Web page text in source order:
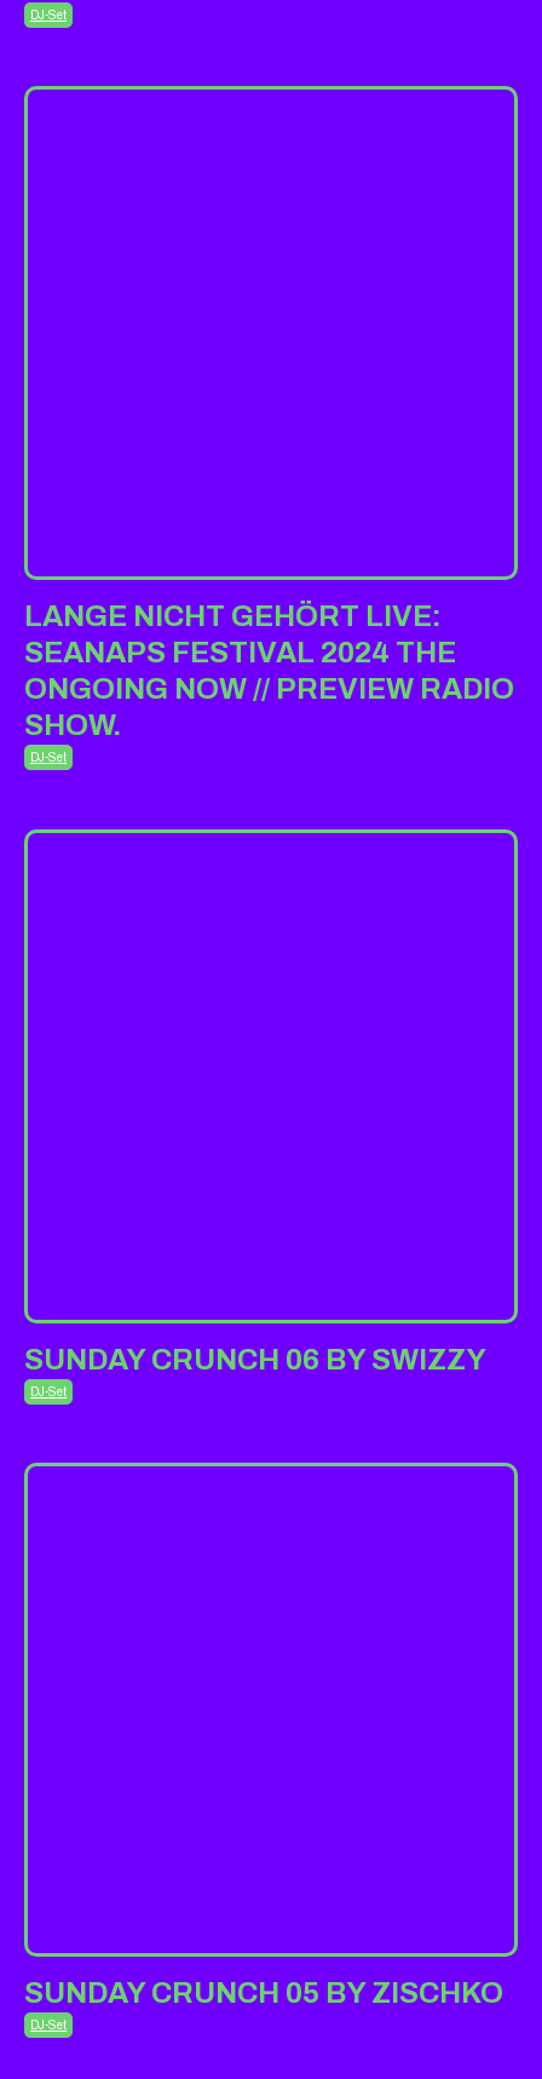
DJ-Set
LANGE NICHT GEHÖRT LIVE:
SEANAPS FESTIVAL 2024 THE
ONGOING NOW // PREVIEW RADIO
SHOW.
DJ-Set
SUNDAY CRUNCH 06 BY SWIZZY
DJ-Set
SUNDAY CRUNCH 05 BY ZISCHKO
DJ-Set